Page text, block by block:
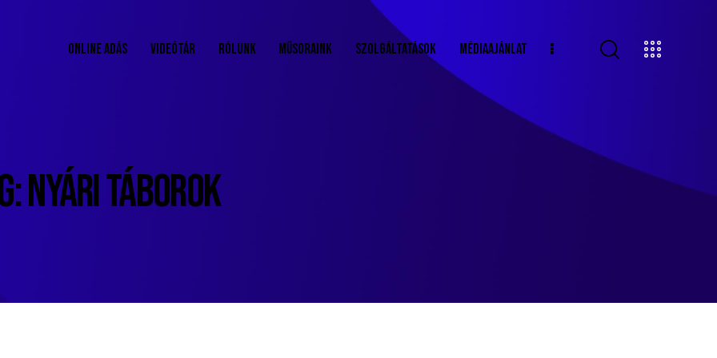
ONLINE ADÁS VIDEÓTÁR RÓLUNK MŰSORAINK SZOLGÁLTATÁSOK MÉDIAAJÁNLAT
NYÁRI TÁBOROK